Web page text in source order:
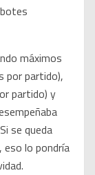
máximos
por partido),
partido) y
se queda
eso lo pondría